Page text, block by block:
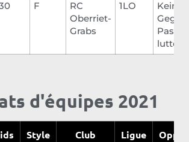
F
RC
Oberriet-
Grabs
1LO
Kein
Pas du
lutter
d'équipes 2021
Style Club Ligue